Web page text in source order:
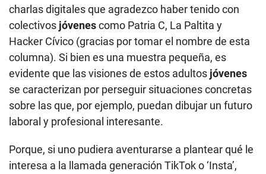
charlas digitales que agradezco haber tenido con
colectivos jóvenescomo Patria C, La Paltita y
Hacker Cívico (gracias por tomar el nombre de esta
columna). Si bien es una muestra pequeña, es
evidente que las visiones de estos adultos jóvenes
se caracterizan por perseguir situaciones concretas
sobre las que, por ejemplo, puedan dibujar un futuro
laboral y profesional interesante.
Porque, si uno pudiera aventurarse a plantear qué le
interesa a la llamada generación TikTok o ‘Insta’,